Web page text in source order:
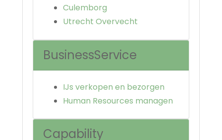
Culemborg
Utrecht Overvecht
BusinessService
IJs verkopen en bezorgen
Human Resources managen
Capability